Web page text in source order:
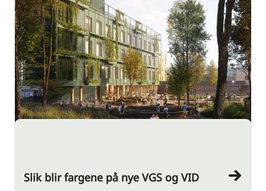
Slik blir fargene på nye VGS og VID